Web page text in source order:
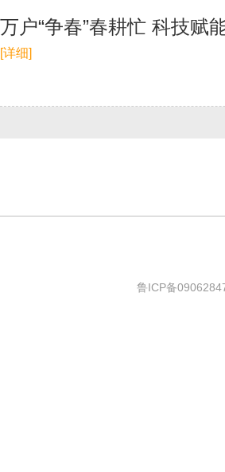
万户“争春”春耕忙 科技赋
[详细]
鲁ICP备